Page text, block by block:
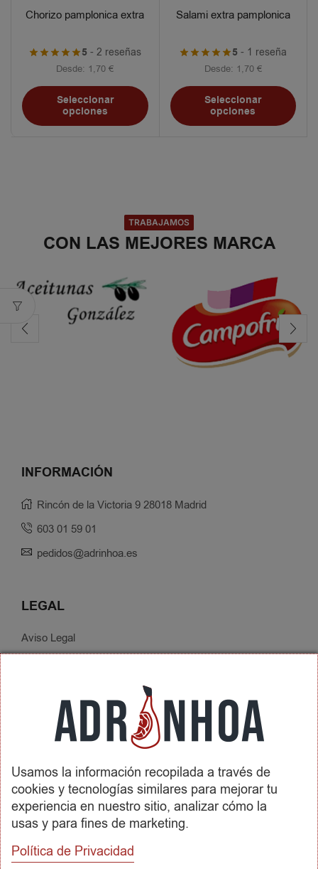
Chorizo pamplonica extra
5 - 2 reseñas
Desde: 1,70€
Seleccionar
opciones
Salami extra pamplonica
5 - 1 reseña
Desde: 1,70 €
Seleccionar
opciones
TRABAJAMOS
CON LAS MEJORES MARCA
INFORMACIÓN
Rincón de la Victoria 9 28018 Madrid
603 01 59 01
pedidos@adrinhoa.es
LEGAL
Aviso Legal
Condiciones de Contratación
Envíos y Devoluciones
SOBRE ADRINHOA
Conócenos
Contactar
REDES SOCIALES
Usamos la información recopilada a través de
cookies y tecnologías similares para mejorar tu
experiencia en nuestro sitio, analizar cómo la
usas y para fines de marketing.
Política de Privacidad